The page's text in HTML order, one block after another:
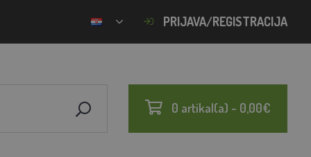
PRIJAVA/REGISTRACIJA
0 artikal(a) - 0,00€